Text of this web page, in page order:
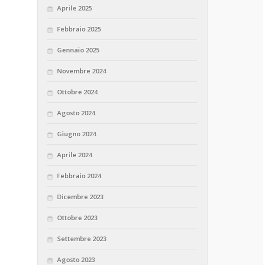
Aprile 2025
Febbraio 2025
Gennaio 2025
Novembre 2024
Ottobre 2024
Agosto 2024
Giugno 2024
Aprile 2024
Febbraio 2024
Dicembre 2023
Ottobre 2023
Settembre 2023
Agosto 2023